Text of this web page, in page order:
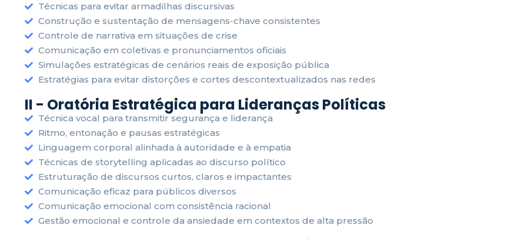
Técnicas para evitar armadilhas discursivas
Construção e sustentação de mensagens-chave consistentes
Controle de narrativa em situações de crise
Comunicação em coletivas e pronunciamentos oficiais
Simulações estratégicas de cenários reais de exposição pública
Estratégias para evitar distorções e cortes descontextualizados nas redes
II - Oratória Estratégica para Lideranças Políticas
Técnica vocal para transmitir segurança e liderança
Ritmo, entonação e pausas estratégicas
Linguagem corporal alinhada à autoridade e à empatia
Técnicas de storytelling aplicadas ao discurso político
Estruturação de discursos curtos, claros e impactantes
Comunicação eficaz para públicos diversos
Comunicação emocional com consistência racional
Gestão emocional e controle da ansiedade em contextos de alta pressão